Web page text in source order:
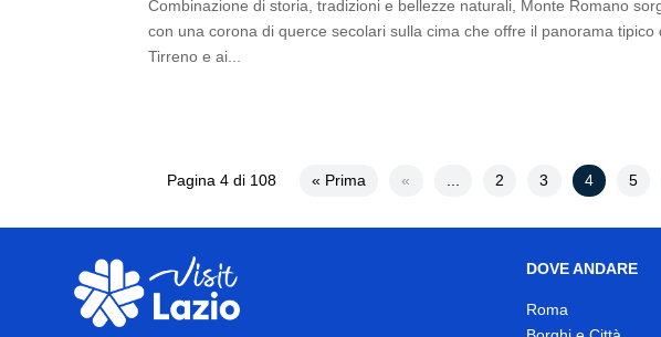
Combinazione di storia, tradizioni e bellezze naturali, Monte Romano
con una corona di querce secolari sulla cima che offre il panorama
Tirreno e ai...
Pagina 4 di 108 « Prima « ... 2 3 4 5
DOVE ANDARE
Roma